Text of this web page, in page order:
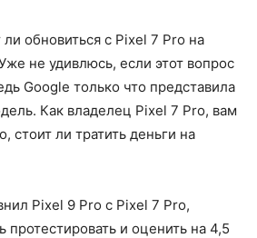
обновиться с Pixel 7 Pro на
не удивлюсь, если этот вопрос
Google только что представила
Как владелец Pixel 7 Pro, вам
стоит ли тратить деньги на
Pixel 9 Pro с Pixel 7 Pro,
протестировать и оценить на 4,5